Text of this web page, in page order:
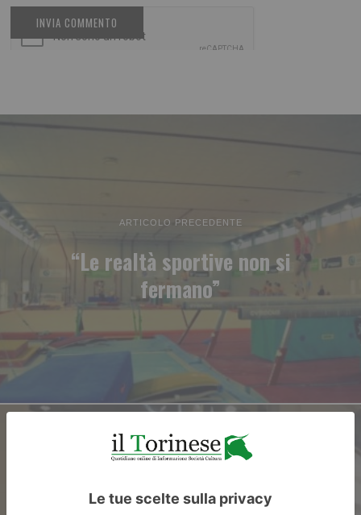
ARTICOLO PRECEDENTE
“Le realtà sportive non si
fermano”